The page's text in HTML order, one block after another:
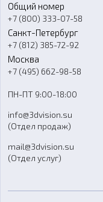
Программное
Ремонт и услуги
О компании
Контакты
Гос. закупки
Стать дилером
Блог
FAQ
Общий номер
+7 (800) 333-07-58
Санкт-Петербург
+7 (812) 385-72-92
Москва
+7 (495) 662-98-58
ПН-ПТ 9:00-18:00
info@3dvision.su
(Отдел продаж)
mail@3dvision.su
(Отдел услуг)